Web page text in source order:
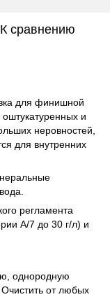
К сравнению
для финишной
и
неровностей,
для внутренних
регламента
А/7 до 30 г/л) и
однородную
Очистить от любых